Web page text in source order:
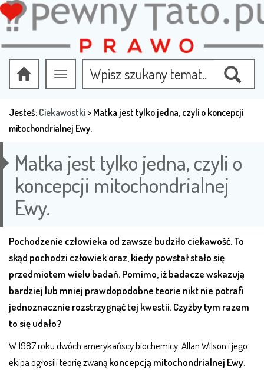
Przełącz
nawigację
Jesteś: Ciekawostki > Matka jest tylko jedna, czyli o koncepcji
mitochondrialnej Ewy.
Matka jest tylko jedna, czyli o
koncepcji mitochondrialnej
Ewy.
Pochodzenie człowieka od zawsze budziło ciekawość. To
skąd pochodzi człowiek oraz, kiedy powstał stało się
przedmiotem wielu badań. Pomimo, iż badacze wskazują
bardziej lub mniej prawdopodobne teorie nikt nie potrafi
jednoznacznie rozstrzygnąć tej kwestii. Czyżby tym razem
to się udało?
W 1987 roku dwóch amerykańscy biochemicy: Allan Wilson i jego
ekipa ogłosili teorię zwanąkoncepcją mitochondrialnej Ewy.